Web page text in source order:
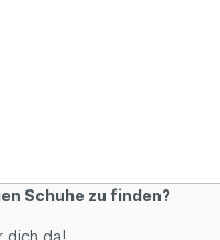
Schuhe zu finden?
dich da!